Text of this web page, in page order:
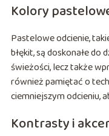
Kolory
Pastelowe odcienie,
błękit, są doskonałe
świeżości, lecz także
również pamiętać o
ciemniejszym odcieniu,
Kontrasty i